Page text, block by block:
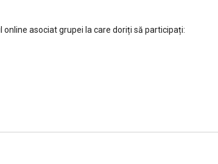
asociat grupei la care doriți să participați: